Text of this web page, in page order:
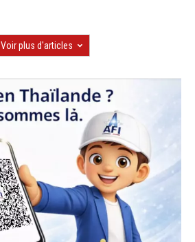
Voir plus d'articles